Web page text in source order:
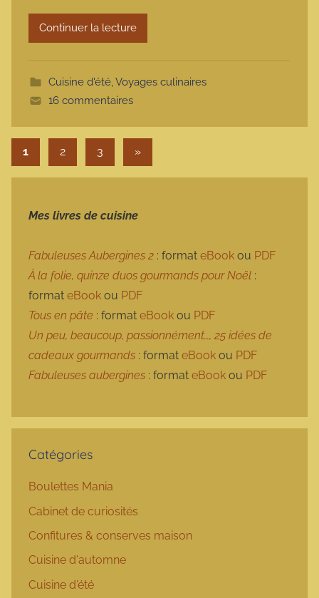
t
Continuer la lecture
Cuisine d'été,Voyages culinaires
16 commentaires
Pagination des publications
1 2 3 Articles suivants
»
Mes livres de cuisine
Fabuleuses Aubergines 2 : format eBook ou PDF
À la folie, quinze duos gourmands pour Noël :
format eBook ou PDF
Tous en pâte : format eBook ou PDF
Un peu, beaucoup, passionnément…, 25 idées de
cadeaux gourmands : format eBook ou PDF
Fabuleuses aubergines : format eBook ou PDF
Catégories
Boulettes Mania
Cabinet de curiosités
Confitures & conserves maison
Cuisine d'automne
Cuisine d'été